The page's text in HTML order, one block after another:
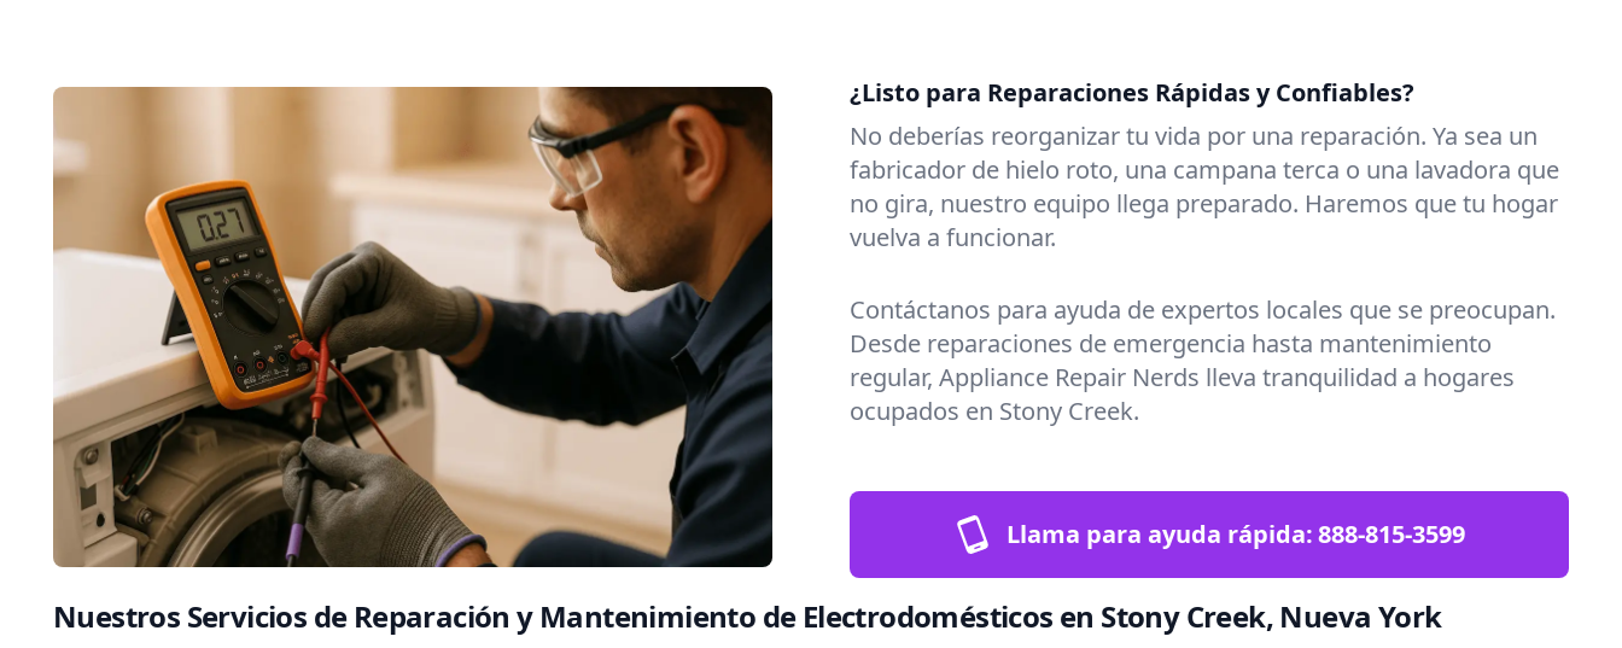
¿Listo para Reparaciones Rápidas y Confiables?
No deberías reorganizar tu vida por una reparación. Ya sea un
fabricador de hielo roto, una campana terca o una lavadora que
no gira, nuestro equipo llega preparado. Haremos que tu hogar
vuelva a funcionar.
Contáctanos para ayuda de expertos locales que se preocupan.
Desde reparaciones de emergencia hasta mantenimiento
regular, Appliance Repair Nerds lleva tranquilidad a hogares
ocupados en Stony Creek.
Llama para ayuda rápida:888-815-3599
Nuestros Servicios de Reparación y Mantenimiento de Electrodomésticos en Stony Creek, Nueva York